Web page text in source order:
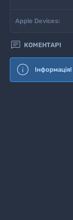
Apple Devices:
 КОМЕНТАРІ
Інформація!